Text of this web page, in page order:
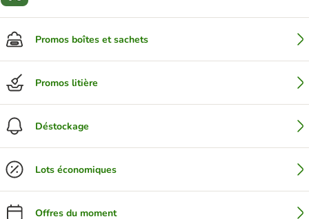
Promos boîtes et sachets
Promos litière
Déstockage
Lots économiques
Offres du moment